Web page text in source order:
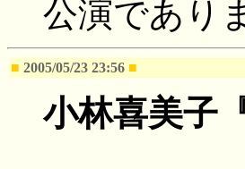
公演であり
■ 2005/05/23 23:56 ■
小林喜美子